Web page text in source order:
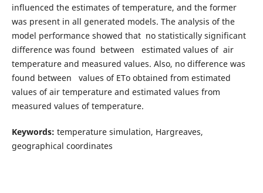
influenced the estimates of temperature, and the former
was present in all generated models. The analysis of the
model performance showed that no statistically significant
difference was found between estimated values of air
temperature and measured values. Also, no difference was
found between values of ETo obtained from estimated
values of air temperature and estimated values from
measured values of temperature.
Keywords: temperature simulation, Hargreaves,
geographical coordinates